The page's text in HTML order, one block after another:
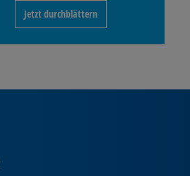
Jetzt durchblättern